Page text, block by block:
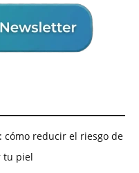
cómo reducir el riesgo de
tu piel